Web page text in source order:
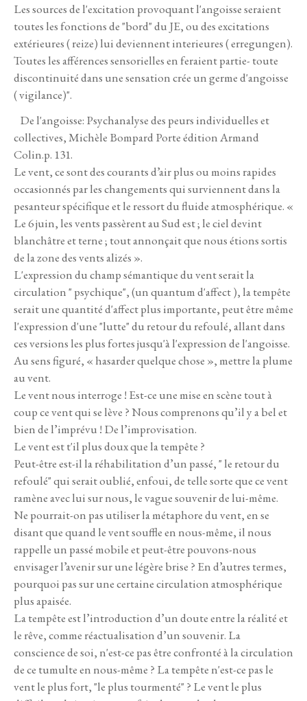
Les sources de l'excitation provoquant l'angoisse seraient
toutes les fonctions de "bord" du JE, ou des excitations
extérieures ( reize) lui deviennent interieures ( erregungen).
Toutes les afférences sensorielles en feraient partie- toute
discontinuité dans une sensation crée un germe d'angoisse
( vigilance)".
De l'angoisse: Psychanalyse des peurs individuelles et
collectives, Michèle Bompard Porte édition Armand
Colin.p. 131.
Le vent, ce sont des courants d’air plus ou moins rapides
occasionnés par les changements qui surviennent dans la
pesanteur spécifique et le ressort du fluide atmosphérique. «
Le 6 juin, les vents passèrent au Sud est ; le ciel devint
blanchâtre et terne ; tout annonçait que nous étions sortis
de la zone des vents alizés ».
L'expression du champ sémantique du vent serait la
circulation " psychique", (un quantum d'affect ), la tempête
serait une quantité d'affect plus importante, peut être même
l'expression d'une "lutte" du retour du refoulé, allant dans
ces versions les plus fortes jusqu'à l'expression de l'angoisse.
Au sens figuré, « hasarder quelque chose », mettre la plume
au vent.
Le vent nous interroge ! Est-ce une mise en scène tout à
coup ce vent qui se lève ? Nous comprenons qu’il y a bel et
bien de l’imprévu ! De l’improvisation.
Le vent est t'il plus doux que la tempête ?
Peut-être est-il la réhabilitation d’un passé, " le retour du
refoulé" qui serait oublié, enfoui, de telle sorte que ce vent
ramène avec lui sur nous, le vague souvenir de lui-même.
Ne pourrait-on pas utiliser la métaphore du vent, en se
disant que quand le vent souffle en nous-même, il nous
rappelle un passé mobile et peut-être pouvons-nous
envisager l’avenir sur une légère brise ? En d’autres termes,
pourquoi pas sur une certaine circulation atmosphérique
plus apaisée.
La tempête est l’introduction d’un doute entre la réalité et
le rêve, comme réactualisation d’un souvenir. La
conscience de soi, n'est-ce pas être confronté à la circulation
de ce tumulte en nous-même ? La tempête n'est-ce pas le
vent le plus fort, "le plus tourmenté" ? Le vent le plus